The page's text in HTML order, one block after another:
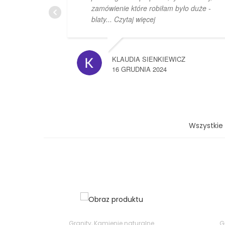
zamówienie które robiłam było duże -
blaty... Czytaj więcej
KLAUDIA SIENKIEWICZ
16 GRUDNIA 2024